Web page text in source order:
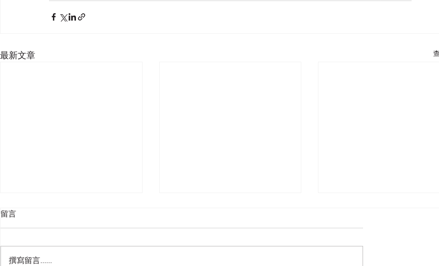
最新文章
留言
撰寫留言......